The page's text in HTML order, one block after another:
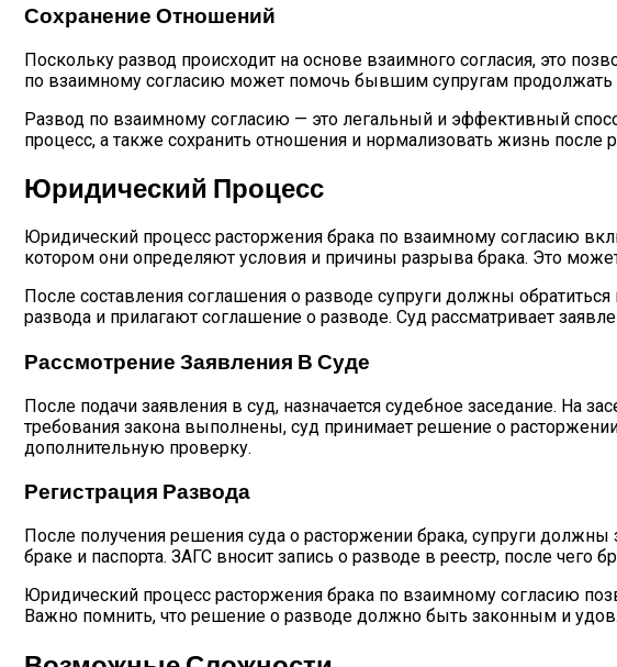
Сохранение Отношений
Поскольку развод происходит на основе взаимного согласия, это
по взаимному согласию может помочь бывшим супругам
Развод по взаимному согласию — это легальный и эффективный
процесс, а также сохранить отношения и нормализовать жизнь после
Юридический Процесс
Юридический процесс расторжения брака по взаимному согласию
котором они определяют условия и причины разрыва брака. Это
После составления соглашения о разводе супруги должны
развода и прилагают соглашение о разводе. Суд рассматривает
Рассмотрение Заявления В Суде
После подачи заявления в суд, назначается судебное заседание. На
требования закона выполнены, суд принимает решение о
дополнительную проверку.
Регистрация Развода
После получения решения суда о расторжении брака, супруги
браке и паспорта. ЗАГС вносит запись о разводе в реестр, после чего
Юридический процесс расторжения брака по взаимному согласию
Важно помнить, что решение о разводе должно быть законным и